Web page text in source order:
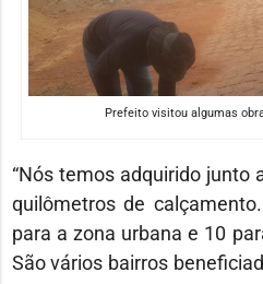
Prefeito visitou algumas
“Nós temos adquirido junto
quilômetros de
para a zona urbana e 10
São vários bairros